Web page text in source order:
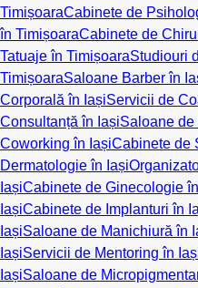
TimișoaraCabinete de
în TimișoaraCabinete de
Tatuaje în TimișoaraStudiouri
TimișoaraSaloane Barber în
Corporală în IașiServicii de
Consultanță în IașiSaloane de
Coworking în IașiCabinete de
Dermatologie în Iași
IașiCabinete de Ginecologie
IașiCabinete de Implanturi în
IașiSaloane de Manichiură în
IașiServicii de Mentoring în
IașiSaloane de